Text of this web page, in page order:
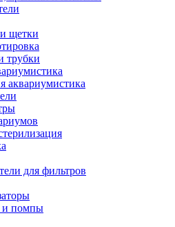
щетки
трубки
аквариумистика
для фильтров
и помпы